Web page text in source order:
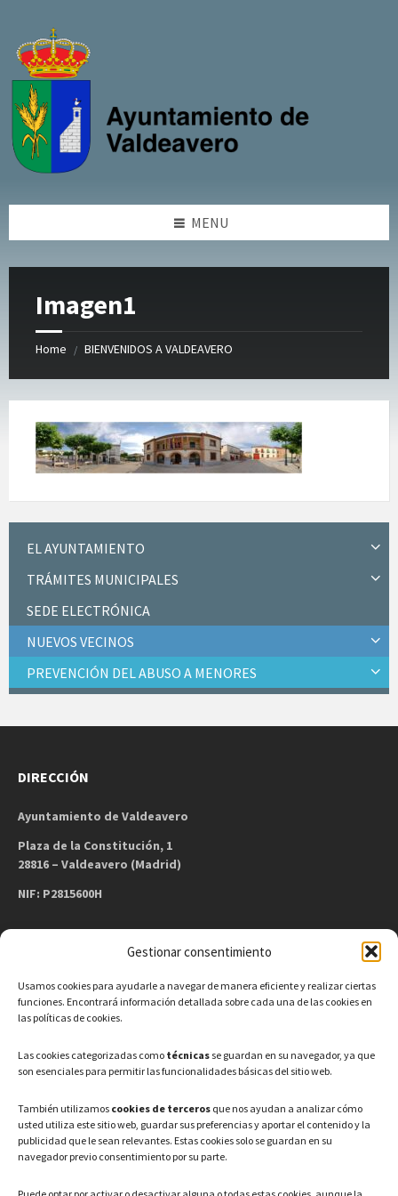
Gestionar consentimiento
Usamos cookies para ayudarle a navegar de manera eficiente y realizar ciertas
funciones. Encontrará información detallada sobre cada una de las cookies en
las políticas de cookies.
Las cookies categorizadas como técnicas se guardan en su navegador, ya que
son esenciales para permitir las funcionalidades básicas del sitio web.
También utilizamos cookies de terceros que nos ayudan a analizar cómo
usted utiliza este sitio web, guardar sus preferencias y aportar el contenido y la
publicidad que le sean relevantes. Estas cookies solo se guardan en su
navegador previo consentimiento por su parte.
content
sidebar
footer
MENU
Imagen1
Home / BIENVENIDOS A VALDEAVERO
EL AYUNTAMIENTO
TRÁMITES MUNICIPALES
SEDE ELECTRÓNICA
NUEVOS VECINOS
PREVENCIÓN DEL ABUSO A MENORES
DIRECCIÓN
Ayuntamiento de Valdeavero
Plaza de la Constitución, 1
28816 – Valdeavero (Madrid)
NIF: P2815600H
Teléfono: 91 886 44 62
Correo Electrónico:
HORARIO
Lunes a Viernes: 08:00h – 15:00h